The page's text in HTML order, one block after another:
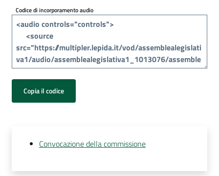
i
cittadini
Codice di incorporamento audio
Copia il codice
Convocazione della commissione